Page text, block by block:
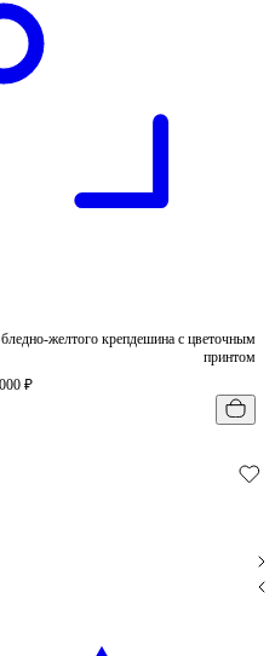
желтого крепдешина с цветочным
принтом
₽